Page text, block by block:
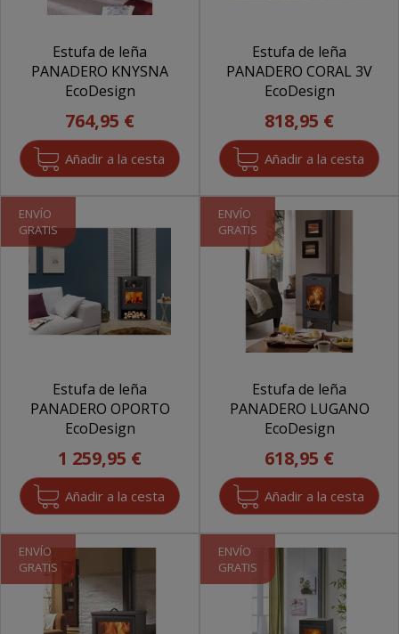
Estufa de leña
PANADERO KNYSNA
EcoDesign
764,95 €
Estufa de leña
PANADERO CORAL 3V
EcoDesign
818,95 €
ENVÍO
GRATIS
Estufa de leña
PANADERO OPORTO
EcoDesign
1 259,95 €
ENVÍO
GRATIS
Estufa de leña
PANADERO LUGANO
EcoDesign
618,95 €
ENVÍO
GRATIS
ENVÍO
GRATIS